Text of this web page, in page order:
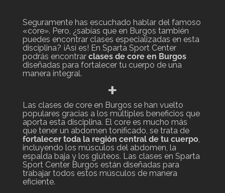
Seguramente has escuchado hablar del famoso
«core». Pero, ¿sabías que en Burgos también
puedes encontrar clases especializadas en esta
disciplina? ¡Así es! En Sparta Sport Center
podrás encontrar clases de core en Burgos
diseñadas para fortalecer tu cuerpo de una
manera integral.
+
Las clases de core en Burgos se han vuelto
populares gracias a los múltiples beneficios que
aporta esta disciplina. El core es mucho más
que tener un abdomen tonificado, se trata de
fortalecer toda la región central de tu cuerpo,
incluyendo los músculos del abdomen, la
espalda baja y los glúteos. Las clases en Sparta
Sport Center Burgos están diseñadas para
trabajar todos estos músculos de manera
eficiente.